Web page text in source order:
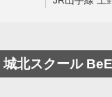
城北スクール